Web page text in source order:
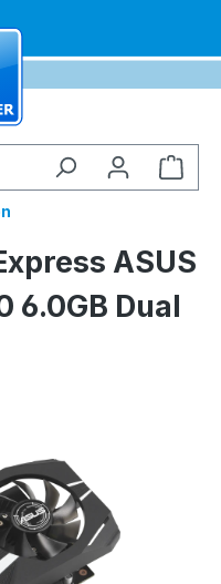
ASUS
6.0GB Dual